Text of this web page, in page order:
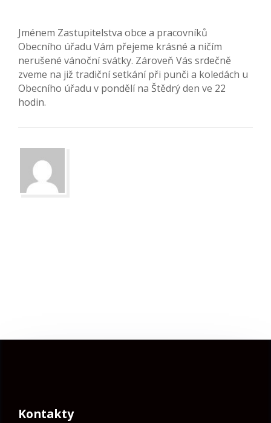
Jménem Zastupitelstva obce a pracovníků
Obecního úřadu Vám přejeme krásné a ničím
nerušené vánoční svátky. Zároveň Vás srdečně
zveme na již tradiční setkání při punči a koledách u
Obecního úřadu v pondělí na Štědrý den ve 22
hodin.
Kontakty